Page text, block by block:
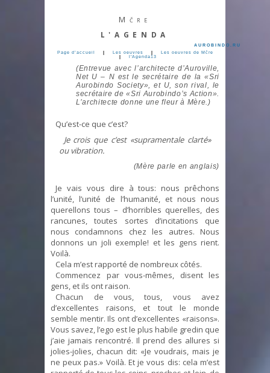
Mčre
L'AGENDA
AUROBINDO.RU
Page d’accueil
Les oeuvres
Les oeuvres de Mčre
l'Agenda13
(Entrevue avec l’architecte d’Auroville,
Net U – N est le secrétaire de la «Sri
Aurobindo Society», et U, son rival, le
secrétaire de «Sri Aurobindo’s Action».
L’architecte donne une fleur à Mère.)
Qu’est-ce que c’est?
Je crois que c’est «supramentale clarté»
ou vibration.
(Mère parle en anglais)
Je vais vous dire à tous: nous prêchons
l’unité, l’unité de l’humanité, et nous nous
querellons tous – d’horribles querelles, des
rancunes, toutes sortes d’incitations que
nous condamnons chez les autres. Nous
donnons un joli exemple! et les gens rient.
Voilà.
Cela m’est rapporté de nombreux côtés.
Commencez par vous-mêmes, disent les
gens, et ils ont raison.
Chacun de vous, tous, vous avez
d’excellentes raisons, et tout le monde
semble mentir. Ils ont d’excellentes «raisons».
Vous savez, l’ego est le plus habile gredin que
j’aie jamais rencontré. Il prend des allures si
jolies-jolies, chacun dit: «Je voudrais, mais je
ne peux pas.» Voilà. Et je vous dis: cela m’est